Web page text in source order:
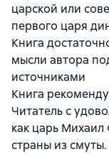
царской или
первого царя
Книга
мысли автора
источниками
Книга
Читатель с
как царь
страны из смуты.